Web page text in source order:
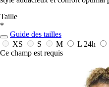
Taille
*
Guide des tailles
XS
S M L 24h
Ce champ est requis